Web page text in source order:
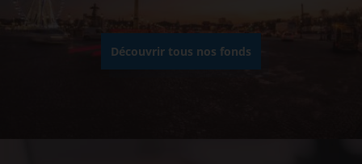
Découvrir tous nos fonds